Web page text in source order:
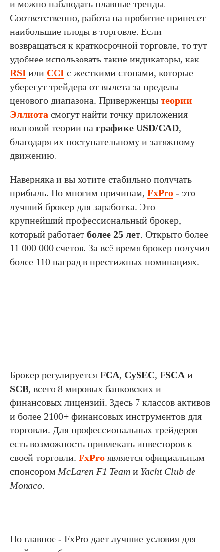
и можно наблюдать плавные тренды.
Соответственно, работа на пробитие принесет
наибольшие плоды в торговле. Если
возвращаться к краткосрочной торговле, то тут
удобнее использовать такие индикаторы, как
RSI или CCI с жесткими стопами, которые
уберегут трейдера от вылета за пределы
ценового диапазона. Приверженцы теории
Эллиота смогут найти точку приложения
волновой теории на графике USD/CAD,
благодаря их поступательному и затяжному
движению.
Наверняка и вы хотите стабильно получать
прибыль. По многим причинам, FxPro - это
лучший брокер для заработка. Это
крупнейший профессиональный брокер,
который работает более 25 лет. Открыто более
11 000 000 счетов. За всё время брокер получил
более 110 наград в престижных номинациях.
Брокер регулируется FCA, CySEC, FSCA и
SCB, всего 8 мировых банковских и
финансовых лицензий. Здесь 7 классов активов
и более 2100+ финансовых инструментов для
торговли. Для профессиональных трейдеров
есть возможность привлекать инвесторов к
своей торговли. FxPro является официальным
спонсором McLaren F1 Team и Yacht Club de
Monaco.
Но главное - FxPro дает лучшие условия для